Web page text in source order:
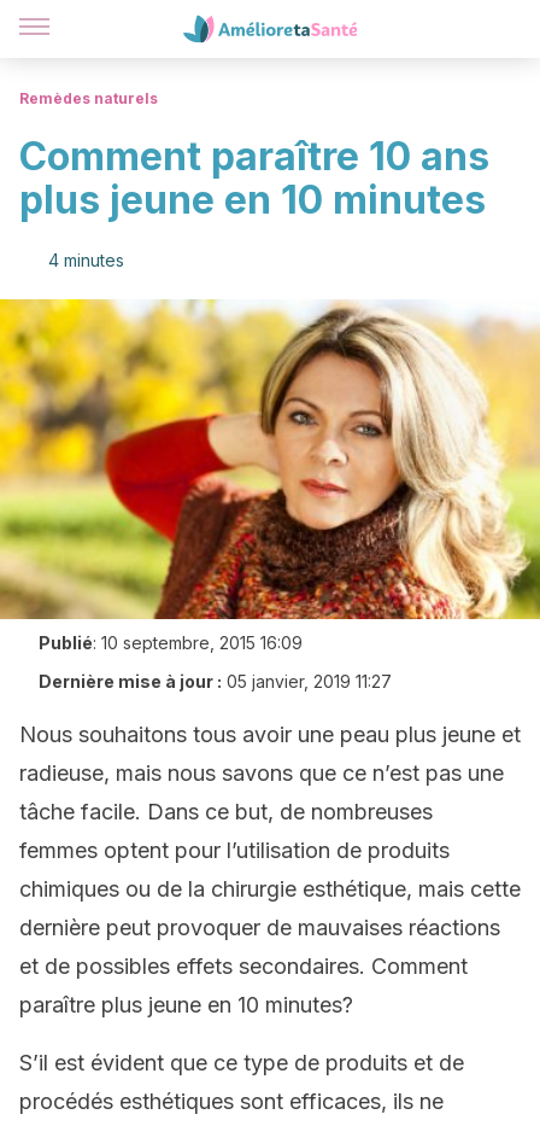
Remèdes naturels
Comment paraître 10 ans
plus jeune en 10 minutes
4 minutes
Publié: 10 septembre, 2015 16:09
Dernière mise à jour : 05 janvier, 2019 11:27
Nous souhaitons tous avoir une peau plus jeune et
radieuse, mais nous savons que ce n’est pas une
tâche facile. Dans ce but, de nombreuses
femmes optent pour l’utilisation de produits
chimiques ou de la chirurgie esthétique, mais cette
dernière peut provoquer de mauvaises réactions
et de possibles effets secondaires. Comment
paraître plus jeune en 10 minutes?
S’il est évident que ce type de produits et de
procédés esthétiques sont efficaces, ils ne